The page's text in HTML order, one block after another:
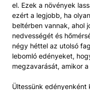
el. Ezek a növények
ezért a legjobb, ha
beltérben vannak, ahol
nedvességét és
négy héttel az utolsó
lebomló edényeket,
megzavarását, amikor
Ültessünk